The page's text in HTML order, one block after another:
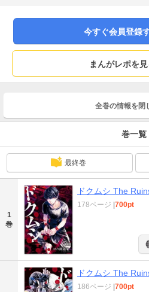
今すぐ会員登録
まんがレポを見
全巻の情報を 閉
巻一覧
最終巻
1
巻
ドクムシ The
178ページ 700pt
ドクムシ The
186ページ 700pt